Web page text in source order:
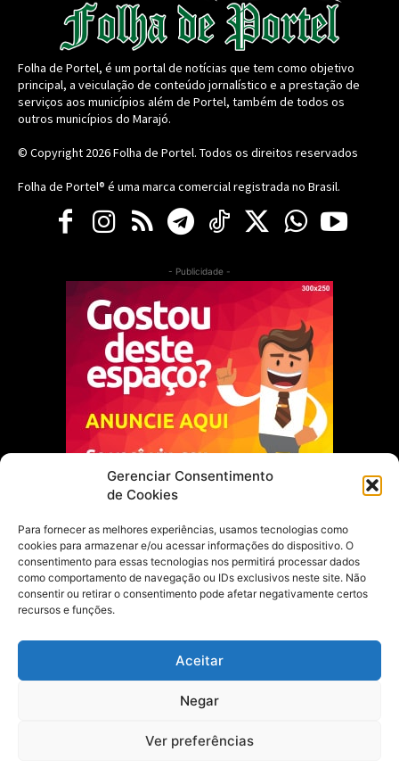
Gerenciar Consentimento
de Cookies
Para fornecer as melhores experiências, usamos tecnologias como
cookies para armazenar e/ou acessar informações do dispositivo. O
consentimento para essas tecnologias nos permitirá processar dados
como comportamento de navegação ou IDs exclusivos neste site. Não
consentir ou retirar o consentimento pode afetar negativamente certos
recursos e funções.
Aceitar
Negar
Ver preferências
Folha de Portel, é um portal de notícias que tem como objetivo
principal, a veiculação de conteúdo jornalístico e a prestação de
serviços aos municípios além de Portel, também de todos os
outros municípios do Marajó.
© Copyright 2026Folha de Portel. Todos os direitos reservados
Folha de Portel® é uma marca comercial registrada no Brasil.
- Publicidade -
Escolha do Editor
Justiça Itinerante garante regularização
fundiária e casamento comunitário para
famílias em Portel
21 de maio de 2026
feminino pelos Jogos Estudantis Paraenses